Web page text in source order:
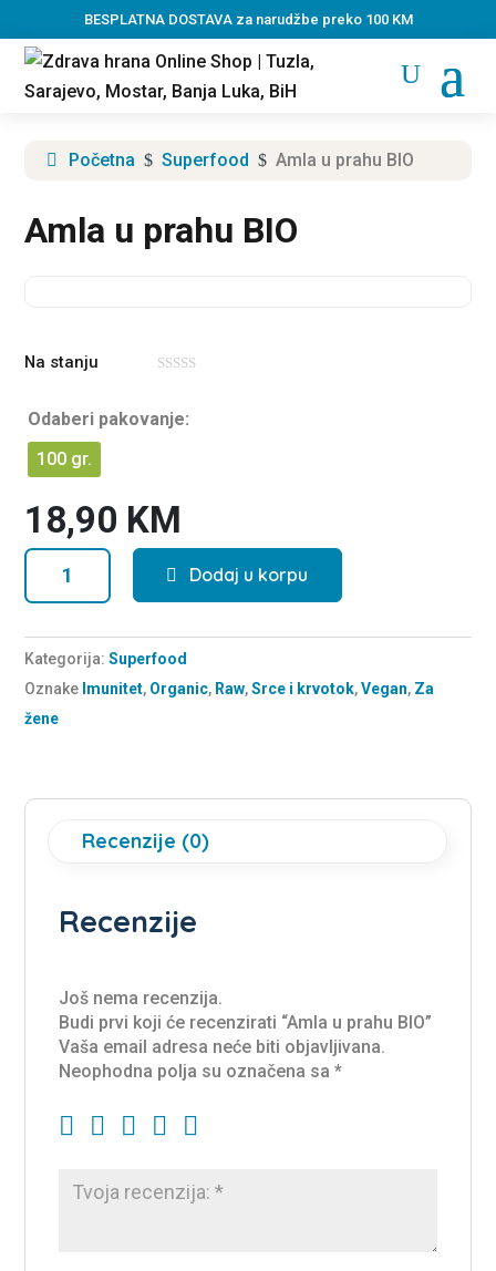
BESPLATNA DOSTAVA za narudžbe preko 100 KM
Početna $ Superfood $ Amla u prahu BIO
Amla u prahu BIO
Na stanju
t
Odaberi pakovanje:
100 gr.
18,90 KM
Amla
BIO
količina
Dodaj u korpu
Kategorija:Superfood
Oznake Imunitet, Organic, Raw,Srce i krvotok,Vegan, Za
žene
Recenzije (0)
Recenzije
Još nema recenzija.
Budi prvi koji će recenzirati “Amla u prahu BIO”
Vaša email adresa neće biti objavljivana.
Neophodna polja su označena sa*